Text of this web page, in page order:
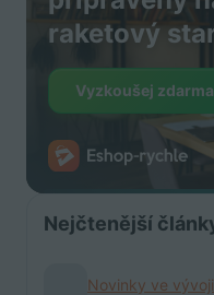
raketový
Vyzkoušej zdarma
Nejčtenější
Novinky ve